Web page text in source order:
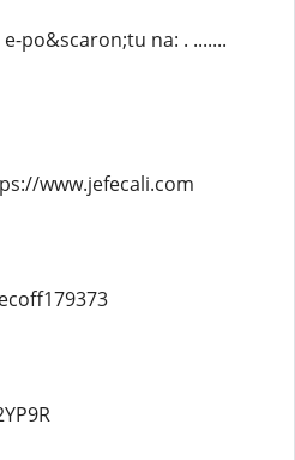
po&scaron;tu na: . .......
www.jefecali.com